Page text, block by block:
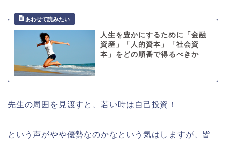
人生を豊かにするために「金融
資産」「人的資本」「社会資
本」をどの順番で得るべきか
先生の周囲を見渡すと、若い時は自己投資！
という声がやや優勢なのかなという気はしますが、皆